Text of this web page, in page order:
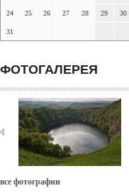
24 25 26 27 28 29 30
31
ФОТОГАЛЕРЕЯ
все фотографии